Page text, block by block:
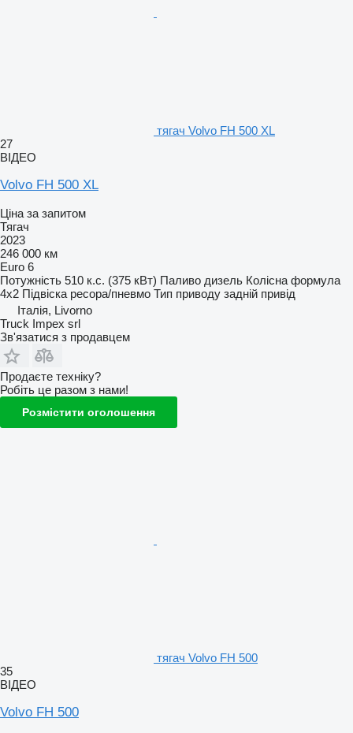
тягач Volvo FH 500 XL
27
ВІДЕО
Volvo FH 500 XL
Ціна за запитом
Тягач
2023
246 000 км
Euro 6
Потужність 510 к.с. (375 кВт) Паливо дизель Колісна формула
4x2 Підвіска ресора/пневмо Тип приводу задній привід
Італія, Livorno
Truck Impex srl
Зв'язатися з продавцем
Продаєте техніку?
Робіть це разом з нами!
Розмістити оголошення
тягач Volvo FH 500
35
ВІДЕО
Volvo FH 500